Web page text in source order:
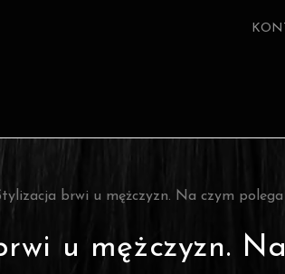
brwi u mężczyzn. Na czym
u mężczyzn.